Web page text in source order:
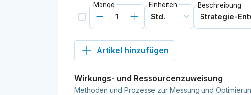
Menge Einheiten Beschreibung
Artikel hinzufügen
Wirkungs- und Ressourcenzuweisung
Methoden und Prozesse zur Messung und